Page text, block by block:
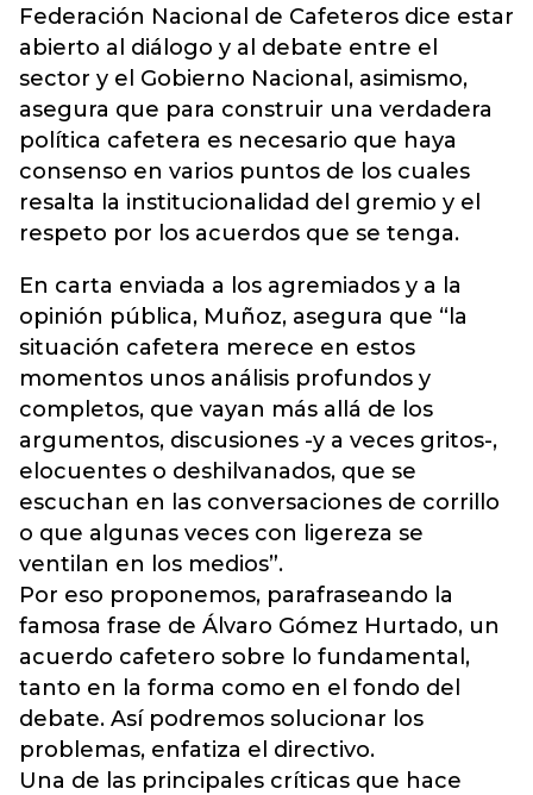
Federación Nacional de Cafeteros dice estar
abierto al diálogo y al debate entre el
sector y el Gobierno Nacional, asimismo,
asegura que para construir una verdadera
política cafetera es necesario que haya
consenso en varios puntos de los cuales
resalta la institucionalidad del gremio y el
respeto por los acuerdos que se tenga.
En carta enviada a los agremiados y a la
opinión pública, Muñoz, asegura que “la
situación cafetera merece en estos
momentos unos análisis profundos y
completos, que vayan más allá de los
argumentos, discusiones -y a veces gritos-,
elocuentes o deshilvanados, que se
escuchan en las conversaciones de corrillo
o que algunas veces con ligereza se
ventilan en los medios”.
Por eso proponemos, parafraseando la
famosa frase de Álvaro Gómez Hurtado, un
acuerdo cafetero sobre lo fundamental,
tanto en la forma como en el fondo del
debate. Así podremos solucionar los
problemas, enfatiza el directivo.
Una de las principales críticas que hace